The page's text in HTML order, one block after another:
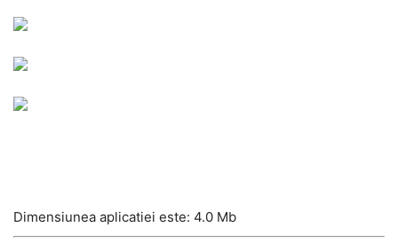
Dimensiunea aplicatiei este: 4.0 Mb